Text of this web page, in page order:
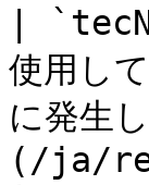
|
使用し
に発生
(/ja/